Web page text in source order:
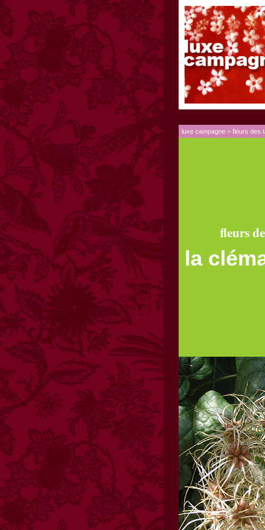
luxe campagne > fleurs des
fleurs
la